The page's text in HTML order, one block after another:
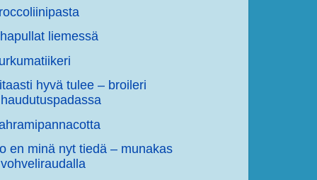
liemessä
hyvä tulee – broileri
haudutuspadassa
en minä nyt tiedä – munakas
vohveliraudalla